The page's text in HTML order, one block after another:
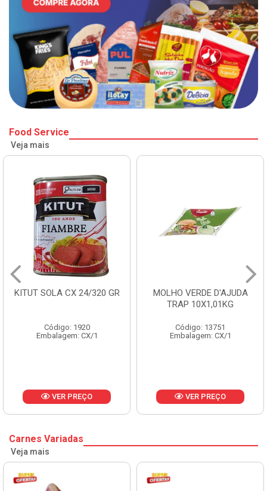
Food Service
Veja mais
KITUT SOLA CX 24/320 GR
Código: 1920
Embalagem: CX/1
VER PREÇO
MOLHO VERDE D'AJUDA
TRAP 10X1,01KG
Código: 13751
Embalagem: CX/1
VER PREÇO
Carnes Variadas
Veja mais